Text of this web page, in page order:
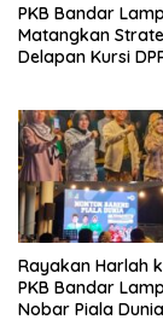
PKB Bandar
Matangkan
Delapan Kursi
Rayakan Harlah
PKB Bandar
Nobar Piala